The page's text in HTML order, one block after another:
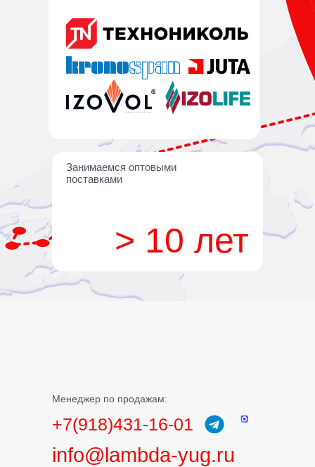
> 10 лет
Занимаемся оптовыми
поставками
Менеджер по продажам:
+7(918)431-16-01
info@lambda-yug.ru